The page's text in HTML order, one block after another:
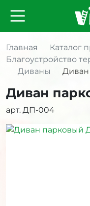
Главная
Каталог
Благоустройство
Диваны
Диван
арт. ДП-004